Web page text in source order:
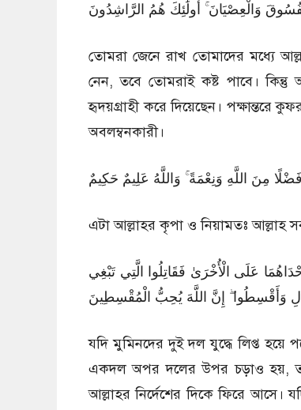
وَالْعِصْيَانَ ۚ أُولَٰئِكَ هُمُ الرَّاشِدُونَ
তোমরা জেনে রাখ তোমাদের মধ্যে
নেন, তবে তোমরাই কষ্ট পাবে। কিন্তু
হৃদয়গ্রাহী করে দিয়েছেন। পক্ষান্তরে
অবলম্বনকারী।
مِنَ اللَّهِ وَنِعْمَةً ۚ وَاللَّهُ عَلِيمٌ حَكِيمٌ
এটা আল্লাহর কৃপা ও নিয়ামতঃ আল্লাহ
عَلَى الْأُخْرَىٰ فَقَاتِلُوا الَّتِي تَبْغِي
وَأَقْسِطُوا ۖ إِنَّ اللَّهَ يُحِبُّ الْمُقْسِطِينَ
যদি মুমিনদের দুই দল যুদ্ধে লিপ্ত হয়ে
একদল অপর দলের উপর চড়াও হয়, তবে
আল্লাহর নির্দেশের দিকে ফিরে আসে।